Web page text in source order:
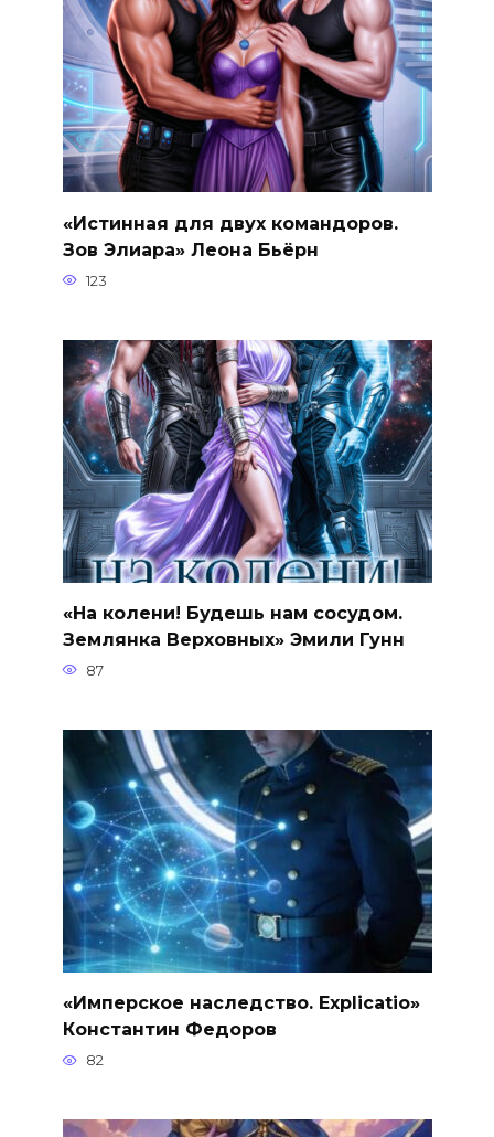
«Истинная для двух командоров.
Зов Элиара» Леона Бьёрн
123
«На колени! Будешь нам сосудом.
Землянка Верховных» Эмили Гунн
87
«Имперское наследство. Explicatio»
Константин Федоров
82